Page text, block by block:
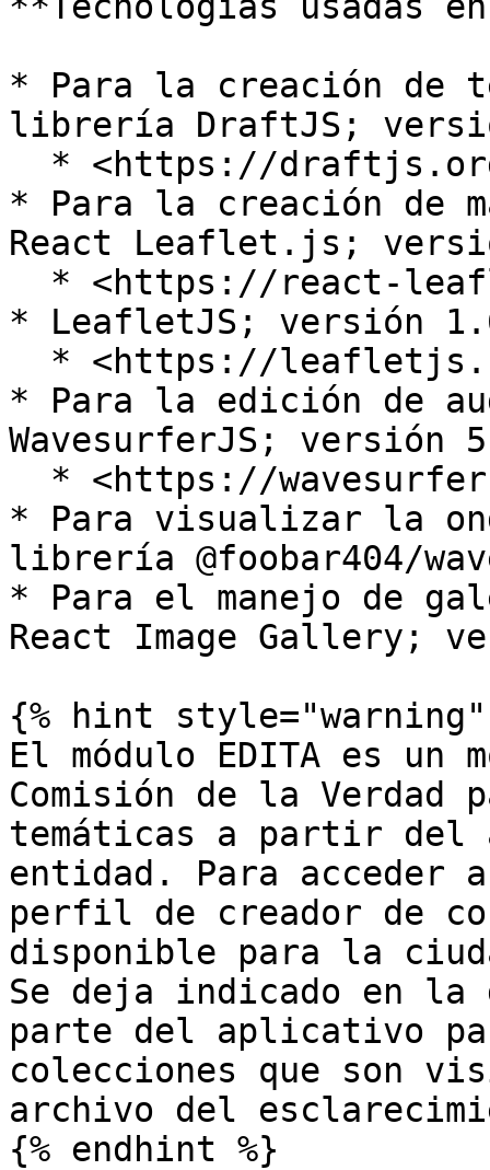
* Para la creación de
librería DraftJS;
* Para la creación de
React Leaflet.js;
* LeafletJS; versión
* Para la edición de
WavesurferJS; versión
* Para visualizar la
librería @foobar404/
* Para el manejo de
React Image Gallery;
{% hint style="warning"
El módulo EDITA es un
Comisión de la Verdad
temáticas a partir del
entidad. Para acceder
perfil de creador de
disponible para la
Se deja indicado en la
parte del aplicativo
colecciones que son
archivo del
{% endhint %}